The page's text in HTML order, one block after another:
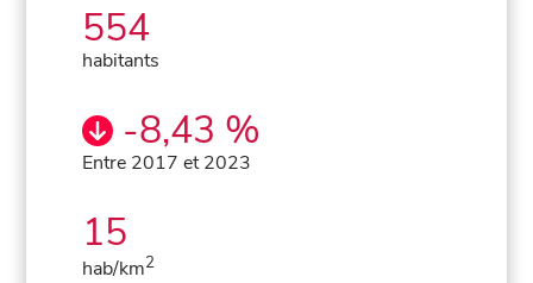
554
habitants
-8,43 %
Entre 2017 et 2023
15
hab/km2